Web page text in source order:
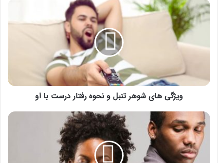
ویژگی
های
شوهر
با
ویژگی های شوهر تنبل و نحوه رفتار درست با او
دلیل
حسادت
رابطه
عاطفی